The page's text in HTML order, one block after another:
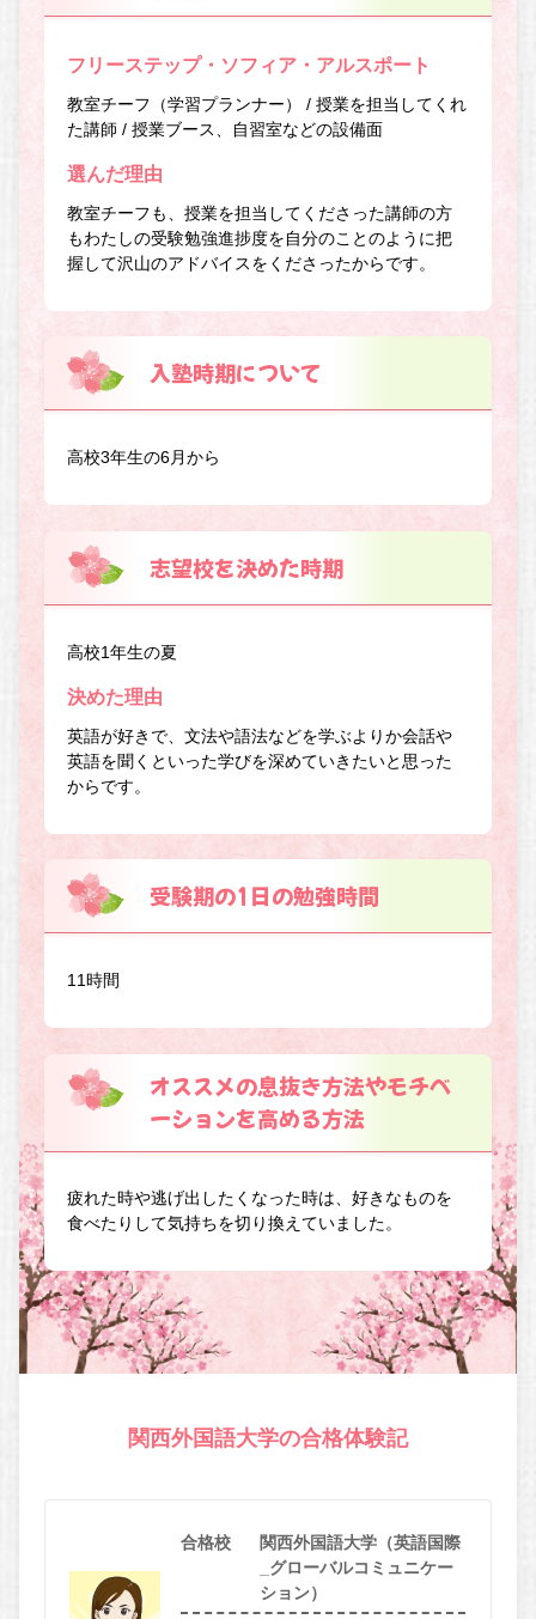
フリーステップ・ソフィア・アルスポート
教室チーフ（学習プランナー） / 授業を担当してくれ
た講師 / 授業ブース、自習室などの設備面
選んだ理由
教室チーフも、授業を担当してくださった講師の方
もわたしの受験勉強進捗度を自分のことのように把
握して沢山のアドバイスをくださったからです。
入塾時期について
高校3年生の6月から
志望校を決めた時期
高校1年生の夏
決めた理由
英語が好きで、文法や語法などを学ぶよりか会話や
英語を聞くといった学びを深めていきたいと思った
からです。
受験期の1日の勉強時間
11時間
オススメの息抜き方法やモチベ
ーションを高める方法
疲れた時や逃げ出したくなった時は、好きなものを
食べたりして気持ちを切り換えていました。
関西外国語大学の合格体験記
合格校
関西外国語大学（英語国際
_グローバルコミュニケー
ション）